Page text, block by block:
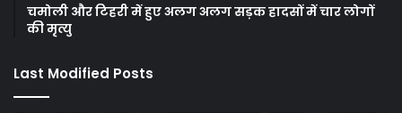
चमोली और टिहरी में हुए अलग अलग सड़क हादसों में चार लोगों
की मृत्यु
Last Modified Posts